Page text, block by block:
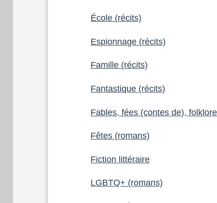
École (récits)
Espionnage (récits)
Famille (récits)
Fantastique (récits)
Fables, fées (contes de),
Fêtes (romans)
Fiction littéraire
LGBTQ+ (romans)